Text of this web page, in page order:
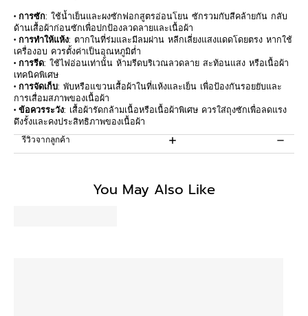
• การซัก: ใช้น้ำเย็นและผงซักฟอกสูตรอ่อนโยน ซักรวมกับสีคล้ายกัน กลับ
ด้านเสื้อผ้าก่อนซักเพื่อปกป้องลวดลายและเนื้อผ้า
• การทำให้แห้ง: ตากในที่ร่มและมีลมผ่าน หลีกเลี่ยงแสงแดดโดยตรง หากใช้
เครื่องอบ ควรตั้งค่าเป็นอุณหภูมิต่ำ
• การรีด: ใช้ไฟอ่อนเท่านั้น ห้ามรีดบริเวณลวดลาย สะท้อนแสง หรือเนื้อผ้า
เทคนิคพิเศษ
• การจัดเก็บ: พับหรือแขวนเสื้อผ้าในที่แห้งและเย็น เพื่อป้องกันรอยยับและ
การเสื่อมสภาพของเนื้อผ้า
• ข้อควรระวัง: เสื้อผ้ารัดกล้ามเนื้อหรือเนื้อผ้าพิเศษ ควรใส่ถุงซักเพื่อลดแรง
ดึงรั้งและคงประสิทธิภาพของเนื้อผ้า
รีวิวจากลูกค้า
You May Also Like